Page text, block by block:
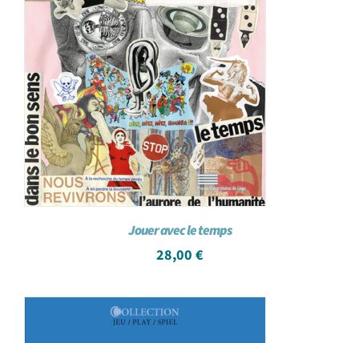
Jouer avec le temps
28,00 €